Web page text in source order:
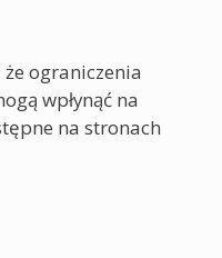
ograniczenia
wpłynąć na
na stronach